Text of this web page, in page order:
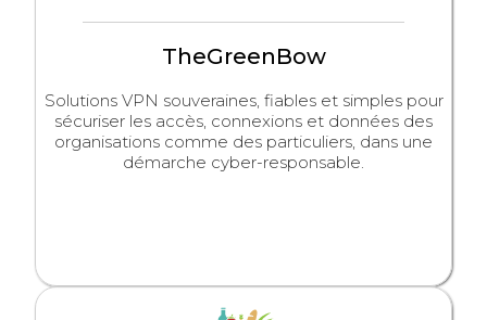
TheGreenBow
Solutions VPN souveraines, fiables et simples pour
sécuriser les accès, connexions et données des
organisations comme des particuliers, dans une
démarche cyber-responsable.